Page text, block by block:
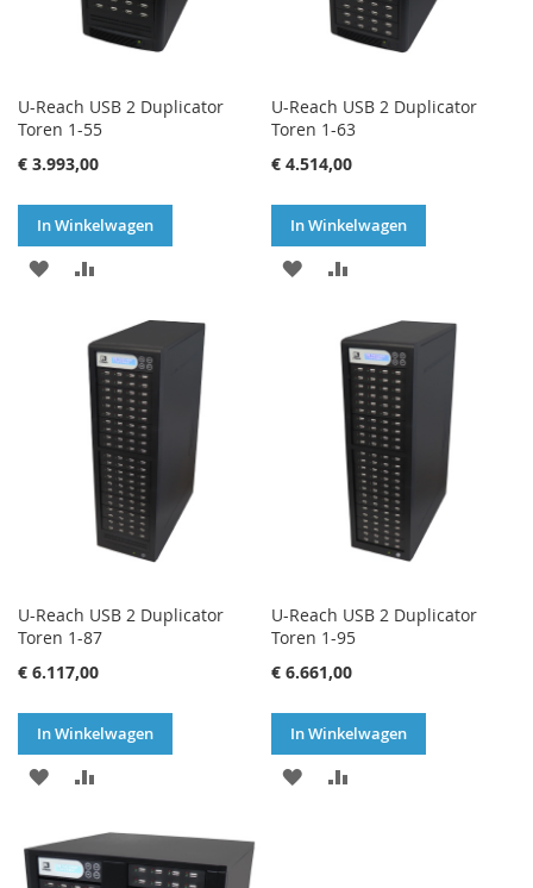
U-Reach USB 2 Duplicator
Toren 1-55
€ 3.993,00
In Winkelwagen
VOEG
VERLANGLIJST
TE
VERGELIJKEN
U-Reach USB 2 Duplicator
Toren 1-63
€ 4.514,00
In Winkelwagen
VOEG
VERLANGLIJST
TE
VERGELIJKEN
U-Reach USB 2 Duplicator
Toren 1-87
€ 6.117,00
In Winkelwagen
VOEG
AAN TE
U-Reach USB 2 Duplicator
Toren 1-95
€ 6.661,00
In Winkelwagen
VOEG